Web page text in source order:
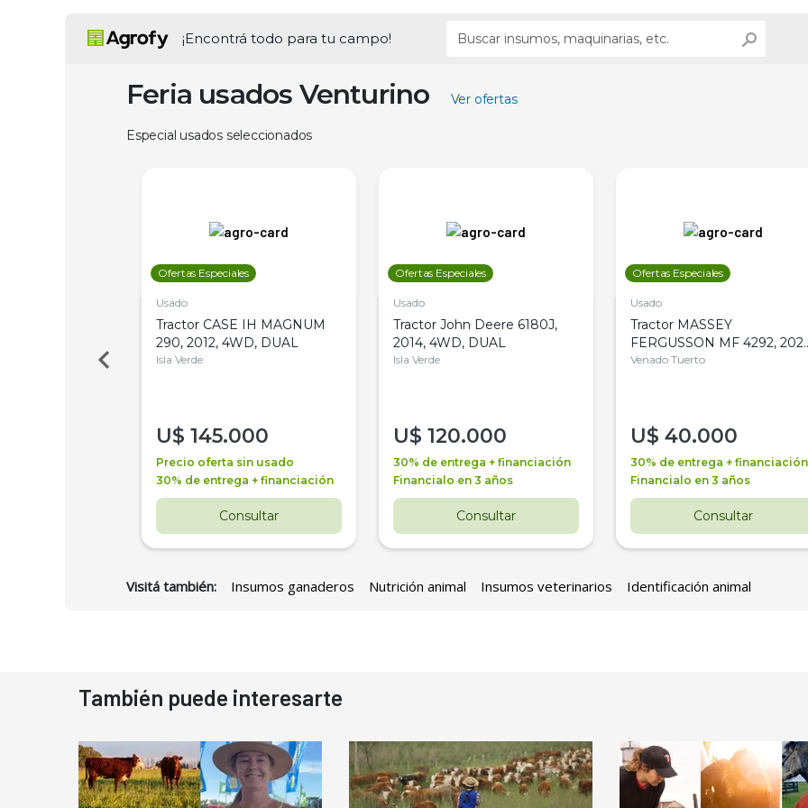
¡Encontrá todo para tu campo!
Feria usados Venturino Ver ofertas
Especial usados seleccionados
Ofertas Especiales
Usado
Tractor CASE IH MAGNUM
290, 2012, 4WD, DUAL
Isla Verde
U$ 145.000
Precio oferta sin usado
30% de entrega + financiación
Consultar
Ofertas Especiales
Usado
Tractor John Deere 6180J,
2014, 4WD, DUAL
Isla Verde
U$ 120.000
30% de entrega + financiación
Financialo en 3 años
Consultar
Ofertas Especiales
Usado
Tractor MASSEY
FERGUSSON MF 4292,
4WD, PATON
Venado Tuerto
U$ 40.000
30% de entrega + financiación
Financialo en 3 años
Consultar
Visitá también: Insumos ganaderos Nutrición animal Insumos veterinarios Identificación animal
También puede interesarte